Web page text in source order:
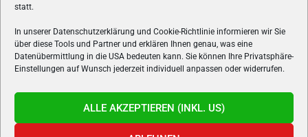
statt.
In unserer Datenschutzerklärung und Cookie-Richtlinie informieren wir Sie
über diese Tools und Partner und erklären Ihnen genau, was eine
Datenübermittlung in die USA bedeuten kann. Sie können Ihre Privatsphäre-
Einstellungen auf Wunsch jederzeit individuell anpassen oder widerrufen.
ALLE AKZEPTIEREN (INKL. US)
FOLGE UNS